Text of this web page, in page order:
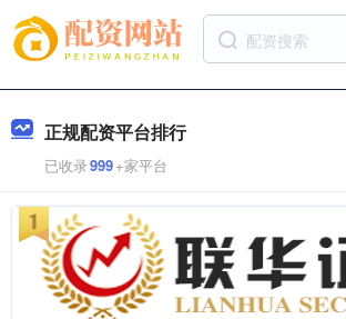
正规配资平台排行
已收录999+家平台